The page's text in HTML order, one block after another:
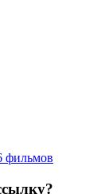
фильмов